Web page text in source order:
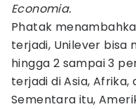
Economia.
Phatak
terjadi, Unilever bisa
hingga 2 sampai 3
terjadi di Asia, Afrika,
Sementara itu,